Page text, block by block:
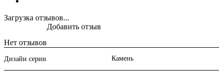
Загрузка отзывов...
Нет отзывов
Добавить отзыв
Дизайн серии Камень